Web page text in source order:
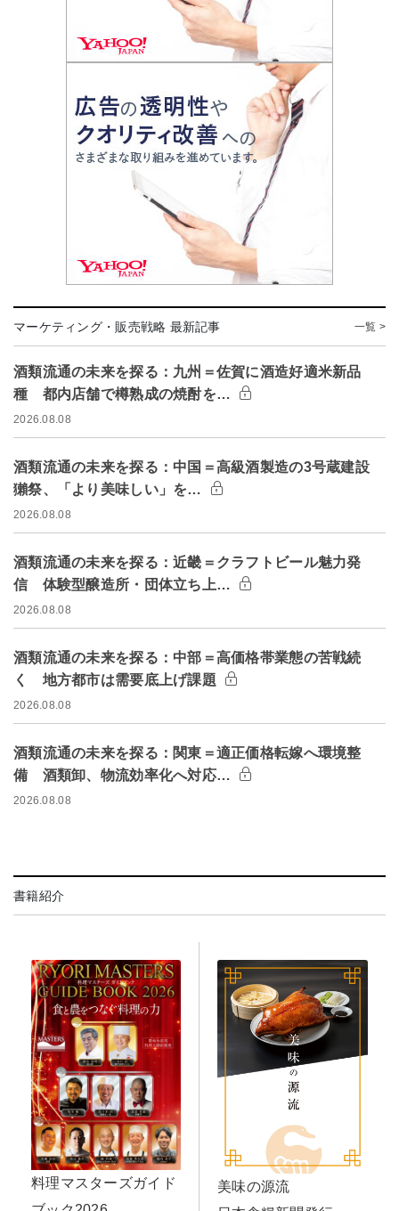
マーケティング・販売戦略 最新記事 一覧 >
酒類流通の未来を探る：九州＝佐賀に酒造好適米新品
種 都内店舗で樽熟成の焼酎を…
2026.08.08
酒類流通の未来を探る：中国＝高級酒製造の3号蔵建設
獺祭、「より美味しい」を…
2026.08.08
酒類流通の未来を探る：近畿＝クラフトビール魅力発
信 体験型醸造所・団体立ち上…
2026.08.08
酒類流通の未来を探る：中部＝高価格帯業態の苦戦続
く 地方都市は需要底上げ課題
2026.08.08
酒類流通の未来を探る：関東＝適正価格転嫁へ環境整
備 酒類卸、物流効率化へ対応…
2026.08.08
書籍紹介
料理マスターズガイド
美味の源流